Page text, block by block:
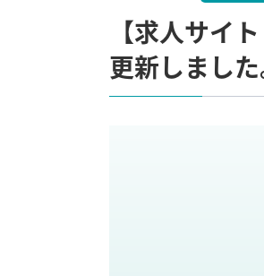
【求人サイ
更新しました